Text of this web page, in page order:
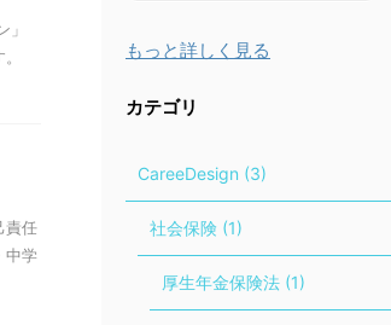
責任
中学
もっと詳しく見る
カテゴリ
CareeDesign (3)
社会保険 (1)
厚生年金保険法 (1)